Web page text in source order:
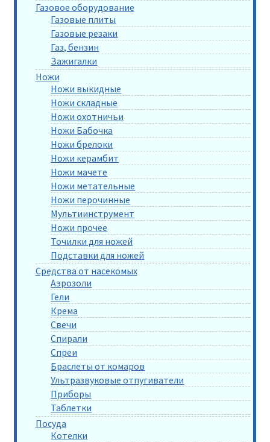
Газовое оборудование
Газовые плиты
Газовые резаки
Газ, бензин
Зажигалки
Ножи
Ножи выкидные
Ножи складные
Ножи охотничьи
Ножи Бабочка
Ножи брелоки
Ножи керамбит
Ножи мачете
Ножи метательные
Ножи перочинные
Мультиинструмент
Ножи прочее
Точилки для ножей
Подставки для ножей
Средства от насекомых
Аэрозоли
Гели
Крема
Свечи
Спирали
Спреи
Браслеты от комаров
Ультразвуковые отпугиватели
Приборы
Таблетки
Посуда
Котелки